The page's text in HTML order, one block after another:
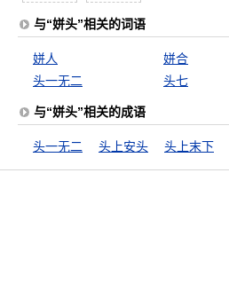
与“姘头”相关的词语
姘人 姘合
头一无二
头七
与“姘头”相关的成语
头一无二 头上安头 头上末下